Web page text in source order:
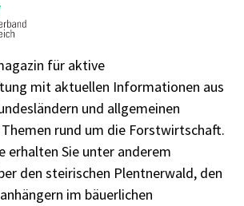
für aktive
mit aktuellen Informationen aus
und allgemeinen
rund um die Forstwirtschaft.
erhalten Sie unter anderem
den steirischen Plentnerwald, den
im bäuerlichen